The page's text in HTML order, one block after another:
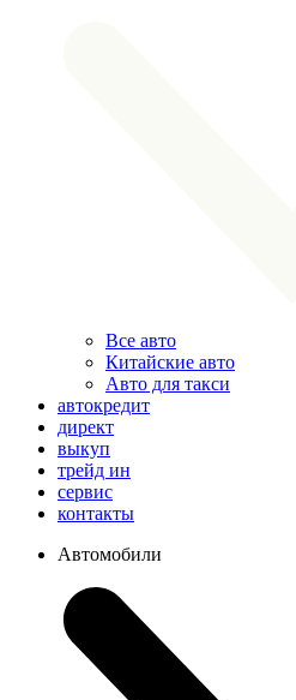
Все авто
Китайские авто
Авто для такси
автокредит
директ
выкуп
трейд ин
сервис
контакты
Автомобили